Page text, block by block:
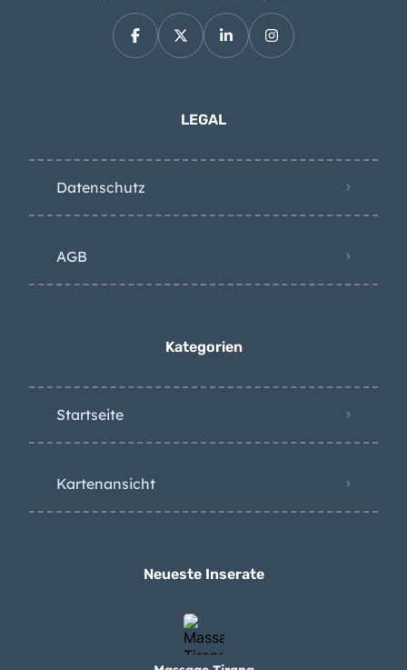
LEGAL
Datenschutz
AGB
Kategorien
Startseite
Kartenansicht
Neueste Inserate